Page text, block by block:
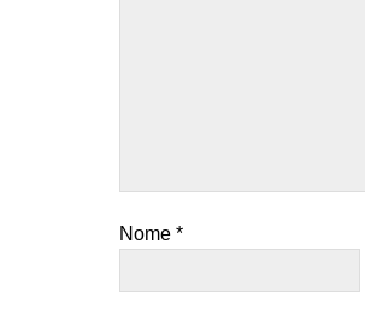
Nome *